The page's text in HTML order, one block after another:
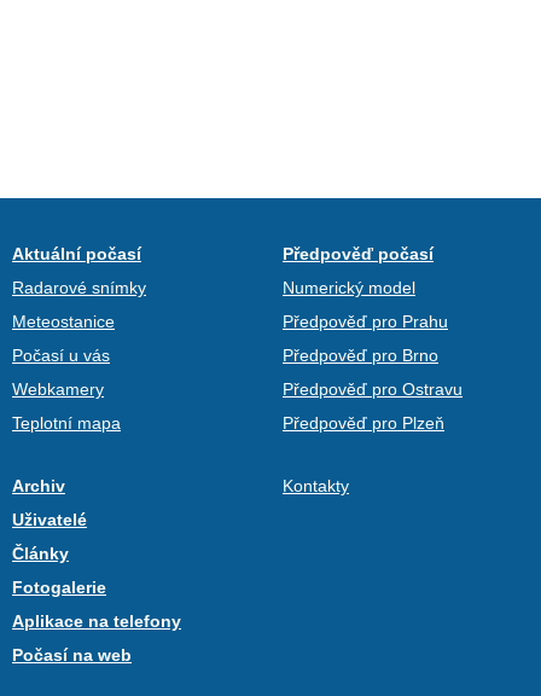
Aktuální počasí
Radarové snímky
Meteostanice
Počasí u vás
Webkamery
Teplotní mapa
Předpověď počasí
Numerický model
Předpověď pro Prahu
Předpověď pro Brno
Předpověď pro Ostravu
Předpověď pro Plzeň
Archiv
Uživatelé
Články
Fotogalerie
Aplikace na telefony
Počasí na web
Kontakty